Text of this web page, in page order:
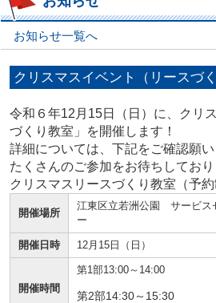
お知らせ一覧へ
クリスマスイベント（リースづく
令和６年12月15日（日）に、クリ
づくり教室」を開催します！
詳細については、下記をご確認願い
たくさんのご参加をお待ちしており
クリスマスリースづくり教室（予約
開催場所
江東区立若洲公園 サービ
開催日時 12月15日（日）
開催時間
第1部13:00～14:00
第2部14:30～15:30